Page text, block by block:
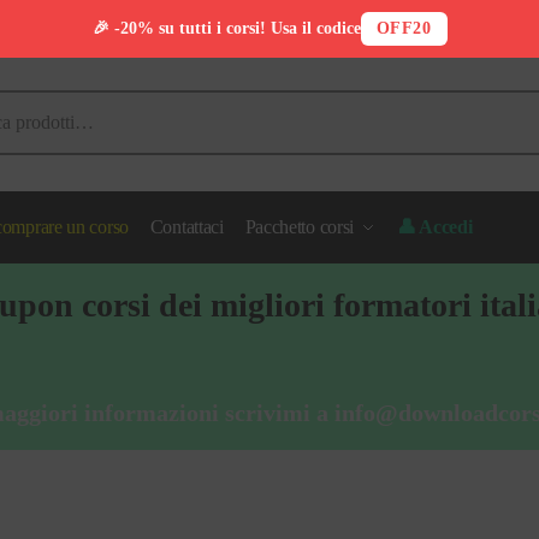
un corso Contattaci Pacchetto corsi 👤 Accedi
corsi dei migliori formatori
informazioni scrivimi a
🎉 -20% su tutti i corsi! Usa il codice OFF20